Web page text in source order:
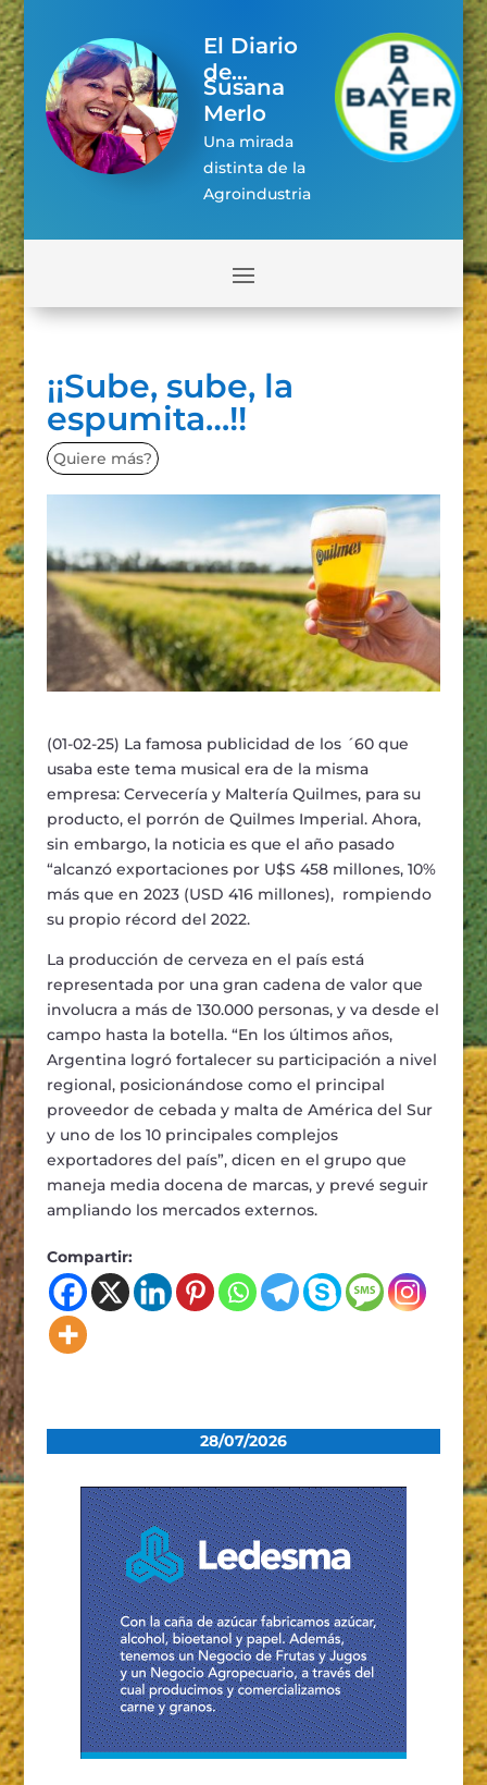
El Diario
de...
Susana
Merlo
Una mirada
distinta de la
Agroindustria
¡¡Sube, sube, la
espumita…!!
Quiere más?
(01-02-25) La famosa publicidad de los ´60 que
usaba este tema musical era de la misma
empresa: Cervecería y Maltería Quilmes, para su
producto, el porrón de Quilmes Imperial. Ahora,
sin embargo, la noticia es que el año pasado
“alcanzó exportaciones por U$S 458 millones, 10%
más que en 2023 (USD 416 millones), rompiendo
su propio récord del 2022.
La producción de cerveza en el país está
representada por una gran cadena de valor que
involucra a más de 130.000 personas, y va desde el
campo hasta la botella. “En los últimos años,
Argentina logró fortalecer su participación a nivel
regional, posicionándose como el principal
proveedor de cebada y malta de América del Sur
y uno de los 10 principales complejos
exportadores del país”, dicen en el grupo que
maneja media docena de marcas, y prevé seguir
ampliando los mercados externos.
Compartir:
28/07/2026